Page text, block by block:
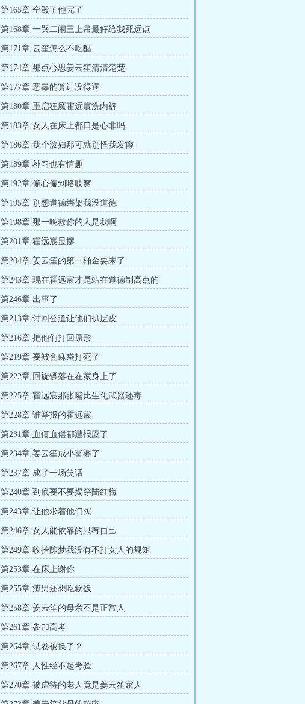
第165章 全毁了他完了
第168章 一哭二闹三上吊最好给我死远点
第171章 云笙怎么不吃醋
第174章 那点心思姜云笙清清楚楚
第177章 恶毒的算计没得逞
第180章 重启狂魔霍远宸洗内裤
第183章 女人在床上都口是心非吗
第186章 我个泼妇那可就别怪我发癫
第189章 补习也有情趣
第192章 偏心偏到咯吱窝
第195章 别想道德绑架我没道德
第198章 那一晚救你的人是我啊
第201章 霍远宸显摆
第204章 姜云笙的第一桶金要来了
第243章 现在霍远宸才是站在道德制高点的
第246章 出事了
第213章 讨回公道让他们扒层皮
第216章 把他们打回原形
第219章 要被套麻袋打死了
第222章 回旋镖落在在家身上了
第225章 霍远宸那张嘴比生化武器还毒
第228章 谁举报的霍远宸
第231章 血债血偿都遭报应了
第234章 姜云笙成小富婆了
第237章 成了一场笑话
第240章 到底要不要揭穿陆红梅
第243章 让他求着他们买
第246章 女人能依靠的只有自己
第249章 收拾陈梦我没有不打女人的规矩
第253章 在床上谢你
第255章 渣男还想吃软饭
第258章 姜云笙的母亲不是正常人
第261章 参加高考
第264章 试卷被换了？
第267章 人性经不起考验
第270章 被虐待的老人竟是姜云笙家人